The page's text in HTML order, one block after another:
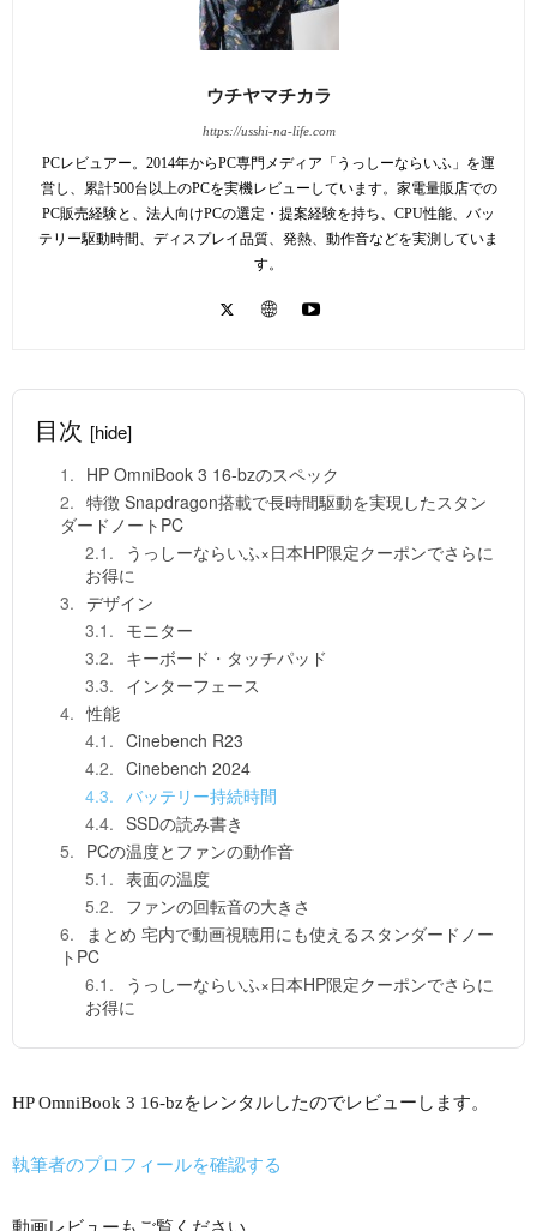
ウチヤマチカラ
https://usshi-na-life.com
PCレビュアー。2014年からPC専門メディア「うっしーならいふ」を運
営し、累計500台以上のPCを実機レビューしています。家電量販店での
PC販売経験と、法人向けPCの選定・提案経験を持ち、CPU性能、バッ
テリー駆動時間、ディスプレイ品質、発熱、動作音などを実測していま
す。
目次 [hide]
HP OmniBook 3 16-bzのスペック
特徴 Snapdragon搭載で長時間駆動を実現したスタン
ダードノートPC
うっしーならいふ×日本HP限定クーポンでさらに
お得に
デザイン
モニター
キーボード・タッチパッド
インターフェース
性能
Cinebench R23
Cinebench 2024
バッテリー持続時間
SSDの読み書き
PCの温度とファンの動作音
表面の温度
ファンの回転音の大きさ
まとめ 宅内で動画視聴用にも使えるスタンダードノー
トPC
うっしーならいふ×日本HP限定クーポンでさらに
お得に
HP OmniBook 3 16-bzをレンタルしたのでレビューします。
執筆者のプロフィールを確認する